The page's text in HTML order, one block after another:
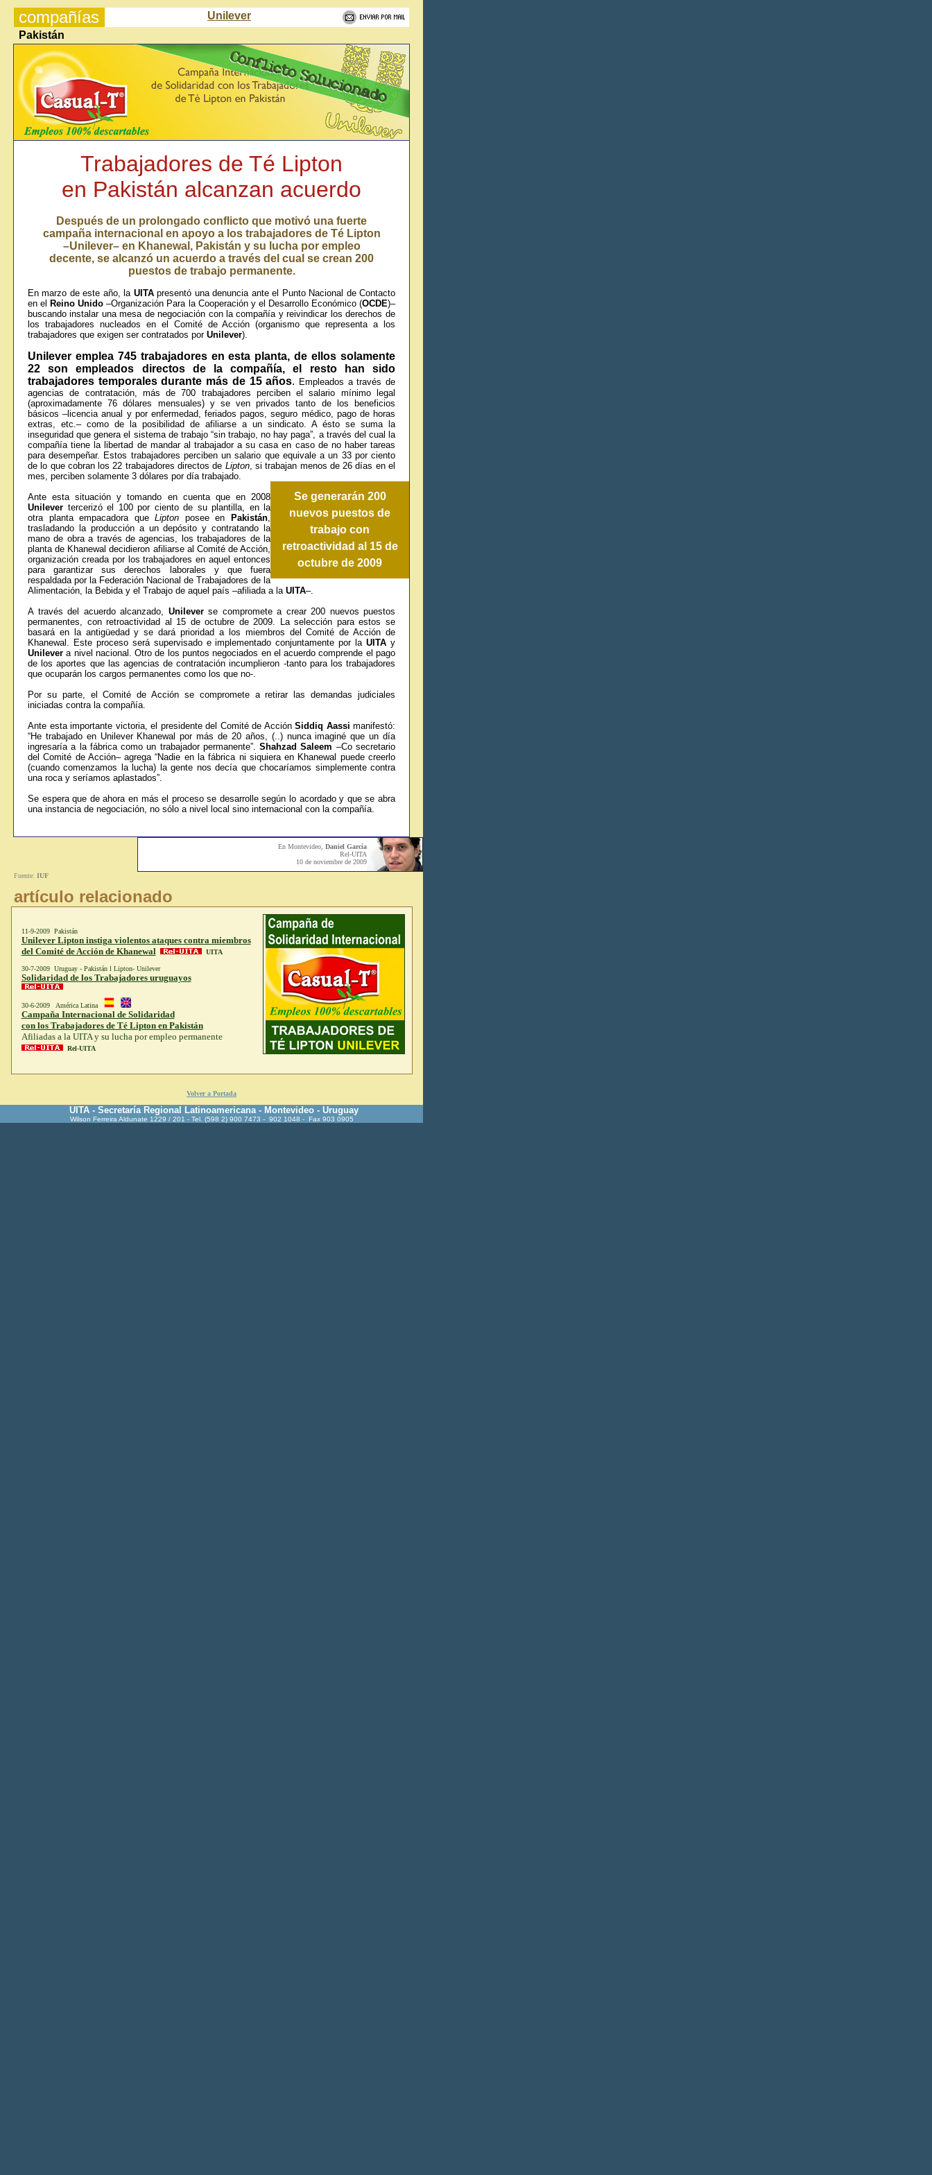
compañías
Unilever
Pakistán
Trabajadores de Té Lipton
en Pakistán alcanzan acuerdo
Después de un prolongado conflicto que motivó una fuerte
campaña internacional en apoyo a los trabajadores de Té Lipton
–Unilever–en Khanewal, Pakistán y su lucha por empleo
decente, se alcanzó un acuerdo a través del cual se crean 200
puestos de trabajo permanente.
En marzo de este año, la UITApresentó una denuncia ante el Punto Nacional de Contacto
en el Reino Unido –Organización Para la Cooperación y el Desarrollo Económico (OCDE)–
buscando instalar una mesa de negociación con la compañía y reivindicar los derechos de
los trabajadores nucleados en el Comité de Acción (organismo que representa a los
trabajadores que exigen ser contratados por Unilever).
Unilever emplea 745 trabajadores en esta planta, de ellos solamente
22 son empleados directos de la compañía, el resto han sido
trabajadores temporales durante más de 15 años. Empleados a través de
agencias de contratación, más de 700 trabajadores perciben el salario mínimo legal
(aproximadamente 76 dólares mensuales) y se ven privados tanto de los beneficios
básicos –licencia anual y por enfermedad, feriados pagos, seguro médico, pago de horas
extras, etc.–como de la posibilidad de afiliarse a un sindicato. A ésto se suma la
inseguridad que genera el sistema de trabajo “sin trabajo, no hay paga”, a través del cual la
compañía tiene la libertad de mandar al trabajador a su casa en caso de no haber tareas
para desempeñar. Estos trabajadores perciben un salario que equivale a un 33 por ciento
de lo que cobran los 22 trabajadores directos de Lipton, si trabajan menos de 26 días en el
mes, perciben solamente 3 dólares por día trabajado.
Se generarán 200
nuevos puestos de
trabajo con
retroactividad al 15 de
octubre de 2009
Ante esta situación y tomando en cuenta que en 2008
Unilever tercerizó el 100 por ciento de su plantilla, en la
otra planta empacadora queLipton posee en Pakistán,
trasladando la producción a un depósito y contratando la
mano de obra a través de agencias, los trabajadores de la
planta de Khanewal decidieron afiliarse al Comité de Acción,
organización creada por los trabajadores en aquel entonces
para garantizar sus derechos laborales y que fuera
respaldada por la Federación Nacional de Trabajadores de la
Alimentación, la Bebida y el Trabajo de aquel país –afiliada a la UITA–.
A través del acuerdo alcanzado, Unileverse compromete a crear 200 nuevos puestos
permanentes, con retroactividad al 15 de octubre de 2009. La selección para estos se
basará en la antigüedad y se dará prioridad a los miembros del Comité de Acción de
Khanewal. Este proceso será supervisado e implementado conjuntamente por laUITA y
Unilever a nivel nacional. Otro de los puntos negociados en el acuerdo comprende el pago
de los aportes que las agencias de contratación incumplieron -tanto para los trabajadores
que ocuparán los cargos permanentes como los que no-.
Por su parte, el Comité de Acción se compromete a retirar las demandas judiciales
iniciadas contra la compañía.
Ante esta importante victoria, el presidente del Comité de Acción Siddiq Aassi manifestó:
“He trabajado en Unilever Khanewal por más de 20 años, (..) nunca imaginé que un día
ingresaría a la fábrica como un trabajador permanente”.Shahzad Saleem –Co secretario
del Comité de Acción–agrega “Nadie en la fábrica ni siquiera en Khanewal puede creerlo
(cuando comenzamos la lucha) la gente nos decía que chocaríamos simplemente contra
una roca y seríamos aplastados”.
Se espera que de ahora en más el proceso se desarrolle según lo acordado y que se abra
una instancia de negociación, no sólo a nivel local sino internacional con la compañía.
En Montevideo, Daniel García
Rel-UITA
10 de noviembre de 2009
Fuente: IUF
artículo relacionado
11-9-2009 Pakistán
Unilever Lipton instiga violentos ataques contra miembros
del Comité de Acción de Khanewal
UITA
30-7-2009 Uruguay - Pakistán l Lipton- Unilever
Solidaridad de los Trabajadores uruguayos
30-6-2009 América Latina
Campaña Internacional de Solidaridad
con los Trabajadores de Té Lipton en Pakistán
Afiliadas a la UITA y su lucha por empleo permanente
Rel-UITA
Volver a Portada
UITA - Secretaría Regional Latinoamericana - Montevideo - Uruguay
Wilson Ferreira Aldunate 1229 / 201 - Tel. (598 2) 900 7473 - 902 1048 - Fax 903 0905